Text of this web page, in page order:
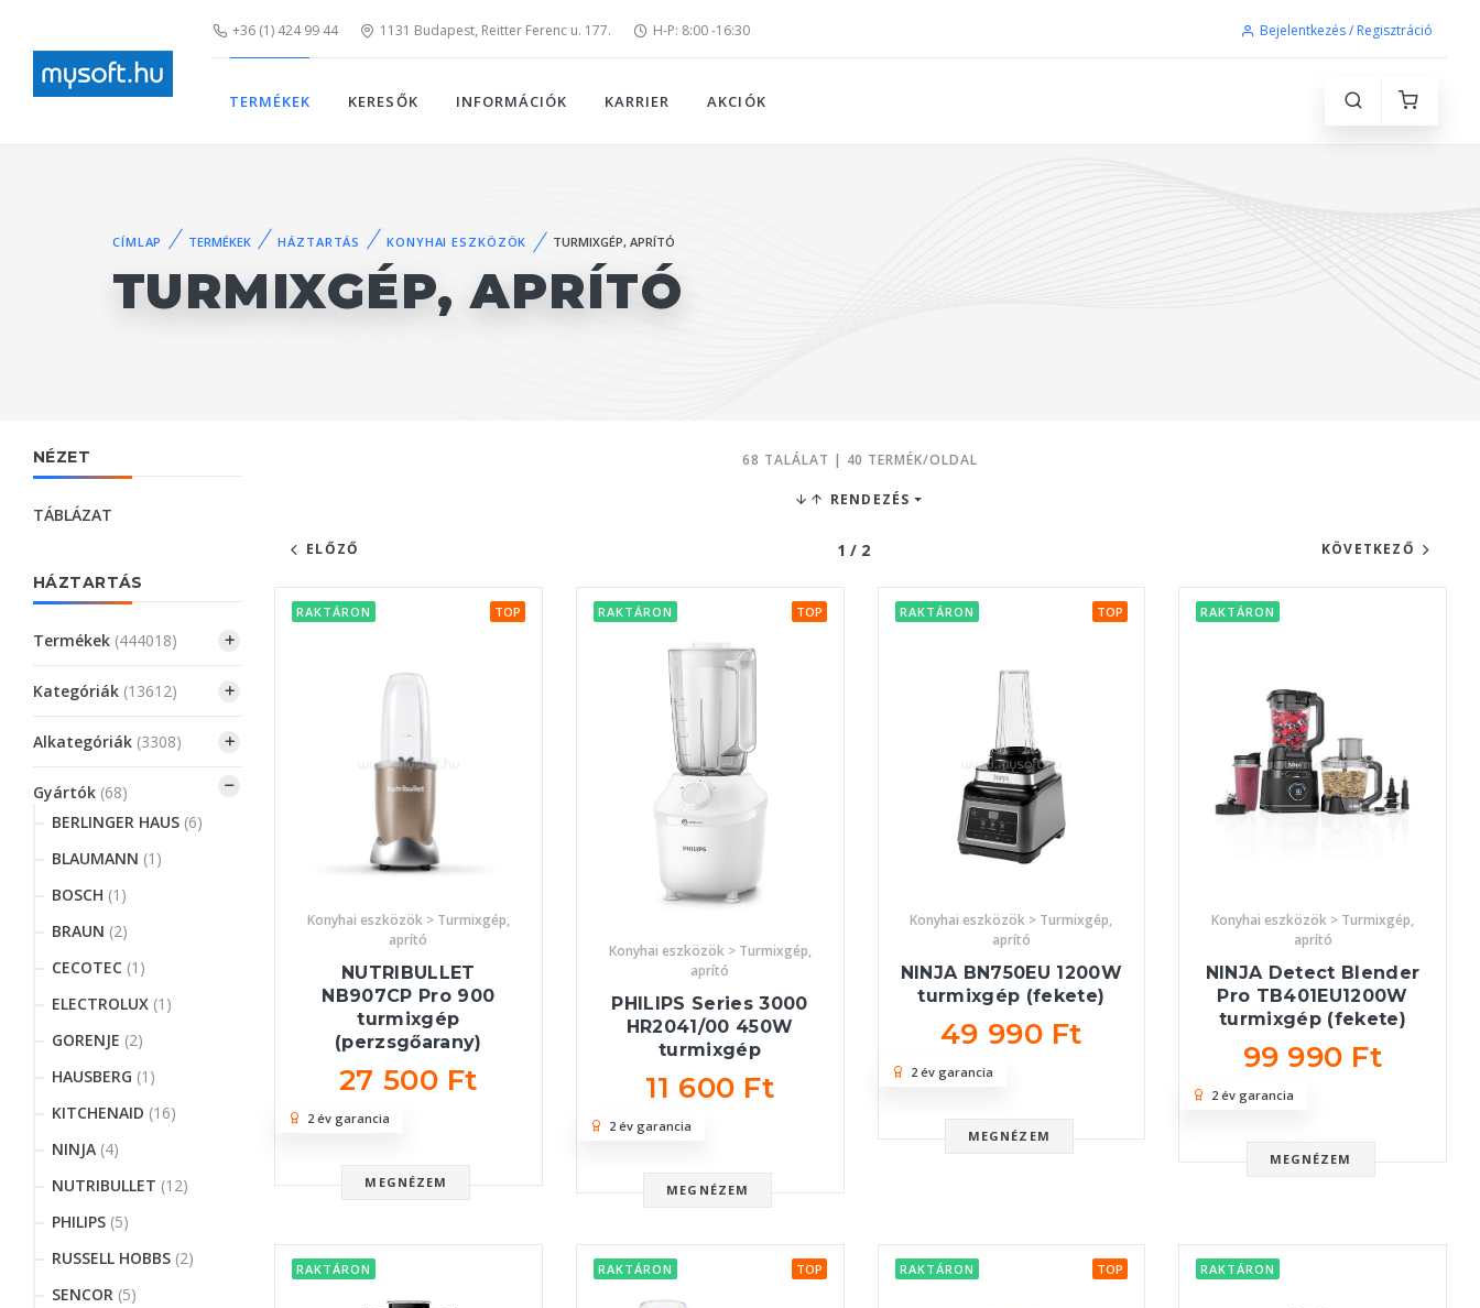
+36 (1) 424 99 44 1131 Budapest, Reitter Ferenc u. 177. H-P: 8:00 -16:30 Bejelentkezés / Regisztráció
TERMÉKEK KERESŐK INFORMÁCIÓK KARRIER AKCIÓK
CÍMLAP TERMÉKEK HÁZTARTÁS KONYHAI ESZKÖZÖK TURMIXGÉP, APRÍTÓ
TURMIXGÉP, APRÍTÓ
NÉZET
TÁBLÁZAT
HÁZTARTÁS
Termékek (444018)
Kategóriák (13612)
Alkategóriák (3308)
Gyártók (68)
BERLINGER HAUS (6)
BLAUMANN (1)
BOSCH (1)
BRAUN (2)
CECOTEC (1)
ELECTROLUX (1)
GORENJE (2)
HAUSBERG (1)
KITCHENAID (16)
NINJA (4)
NUTRIBULLET (12)
PHILIPS (5)
RUSSELL HOBBS (2)
SENCOR (5)
68 TALÁLAT | 40 TERMÉK/OLDAL
RENDEZÉS
ELŐZŐ 1 / 2 KÖVETKEZŐ
RAKTÁRON TOP
Konyhai eszközök > Turmixgép,
aprító
NUTRIBULLET
NB907CP Pro 900
turmixgép
(perzsgőarany)
27 500 Ft
MEGNÉZEM
2 év garancia
RAKTÁRON TOP
Konyhai eszközök > Turmixgép,
aprító
PHILIPS Series 3000
HR2041/00 450W
turmixgép
11 600 Ft
MEGNÉZEM
2 év garancia
RAKTÁRON TOP
Konyhai eszközök > Turmixgép,
aprító
NINJA BN750EU 1200W
turmixgép (fekete)
49 990 Ft
MEGNÉZEM
2 év garancia
RAKTÁRON
Konyhai eszközök > Turmixgép,
aprító
NINJA Detect Blender
Pro TB401EU1200W
turmixgép (fekete)
99 990 Ft
MEGNÉZEM
2 év garancia
RAKTÁRON RAKTÁRON TOP RAKTÁRON TOP RAKTÁRON